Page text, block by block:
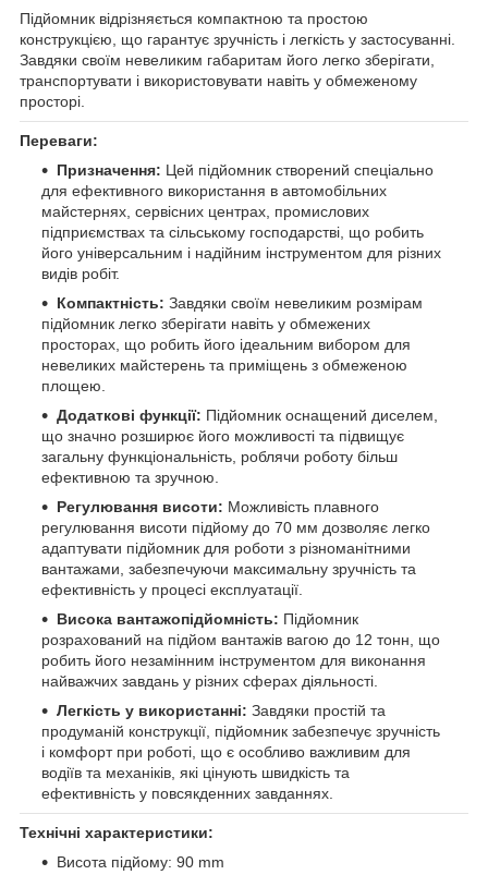
Підйомник відрізняється компактною та простою
конструкцією, що гарантує зручність і легкість у застосуванні.
Завдяки своїм невеликим габаритам його легко зберігати,
транспортувати і використовувати навіть у обмеженому
просторі.
Переваги:
Призначення: Цей підйомник створений спеціально
для ефективного використання в автомобільних
майстернях, сервісних центрах, промислових
підприємствах та сільському господарстві, що робить
його універсальним і надійним інструментом для різних
видів робіт.
Компактність: Завдяки своїм невеликим розмірам
підйомник легко зберігати навіть у обмежених
просторах, що робить його ідеальним вибором для
невеликих майстерень та приміщень з обмеженою
площею.
Додаткові функції: Підйомник оснащений диселем,
що значно розширює його можливості та підвищує
загальну функціональність, роблячи роботу більш
ефективною та зручною.
Регулювання висоти: Можливість плавного
регулювання висоти підйому до 70 мм дозволяє легко
адаптувати підйомник для роботи з різноманітними
вантажами, забезпечуючи максимальну зручність та
ефективність у процесі експлуатації.
Висока вантажопідйомність: Підйомник
розрахований на підйом вантажів вагою до 12 тонн, що
робить його незамінним інструментом для виконання
найважчих завдань у різних сферах діяльності.
Легкість у використанні: Завдяки простій та
продуманій конструкції, підйомник забезпечує зручність
і комфорт при роботі, що є особливо важливим для
водіїв та механіків, які цінують швидкість та
ефективність у повсякденних завданнях.
Технічні характеристики:
Висота підйому: 90 mm